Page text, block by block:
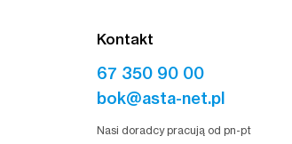
Kontakt
67 350 90 00
bok@asta-net.pl
Nasi doradcy pracują od pn-pt